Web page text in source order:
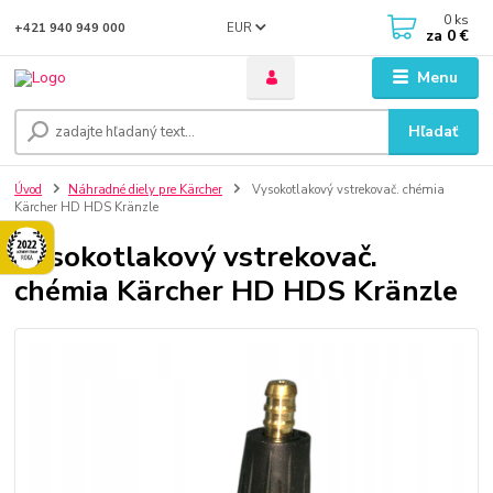
Menu
EUR
Hľadať
+421 940 949 000 0 ks
za 0 €
Úvod Náhradné diely pre Kärcher
Vysokotlakový vstrekovač. chémia
Kärcher HD HDS Kränzle
Vysokotlakový vstrekovač.
chémia Kärcher HD HDS Kränzle